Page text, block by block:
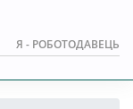
Я - РОБОТОДАВЕЦЬ